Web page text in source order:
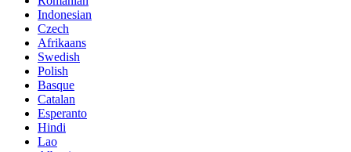
Indonesian
Czech
Afrikaans
Swedish
Polish
Basque
Catalan
Esperanto
Hindi
Lao